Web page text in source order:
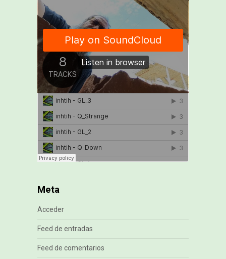
Meta
Acceder
Feed de entradas
Feed de comentarios